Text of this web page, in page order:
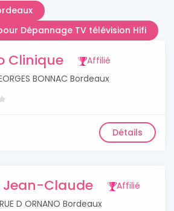
Dépannage TV télévision Hifi
Clinique
Affilié
BONNAC Bordeaux
Détails
Jean-Claude
Affilié
D ORNANO Bordeaux